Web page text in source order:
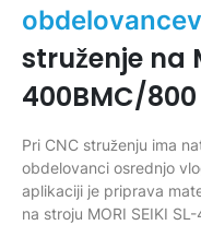
obdelovancev
struženje na
400BMC/800
Pri CNC struženju ima
obdelovanci osrednjo
aplikaciji je priprava
na stroju MORI SEIKI